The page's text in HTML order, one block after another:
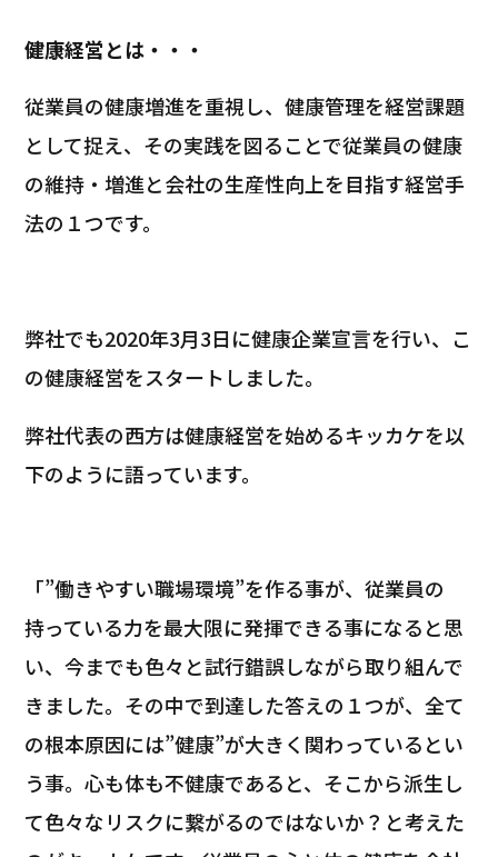
健康経営とは・・・
従業員の健康増進を重視し、健康管理を経営課題
として捉え、その実践を図ることで従業員の健康
の維持・増進と会社の生産性向上を目指す経営手
法の１つです。
弊社でも2020年3月3日に健康企業宣言を行い、 こ
の健康経営をスタートしました。
弊社代表の西方は健康経営を始めるキッカケを以
下のように語っています。
「”働きやすい職場環境”を作る事が、従業員の
持っている力を最大限に発揮できる事になると思
い、今までも色々と試行錯誤しながら取り組んで
きました。その中で到達した答えの１つが、全て
の根本原因には”健康”が大きく関わっているとい
う事。心も体も不健康であると、そこから派生し
て色々なリスクに繋がるのではないか？と考えた